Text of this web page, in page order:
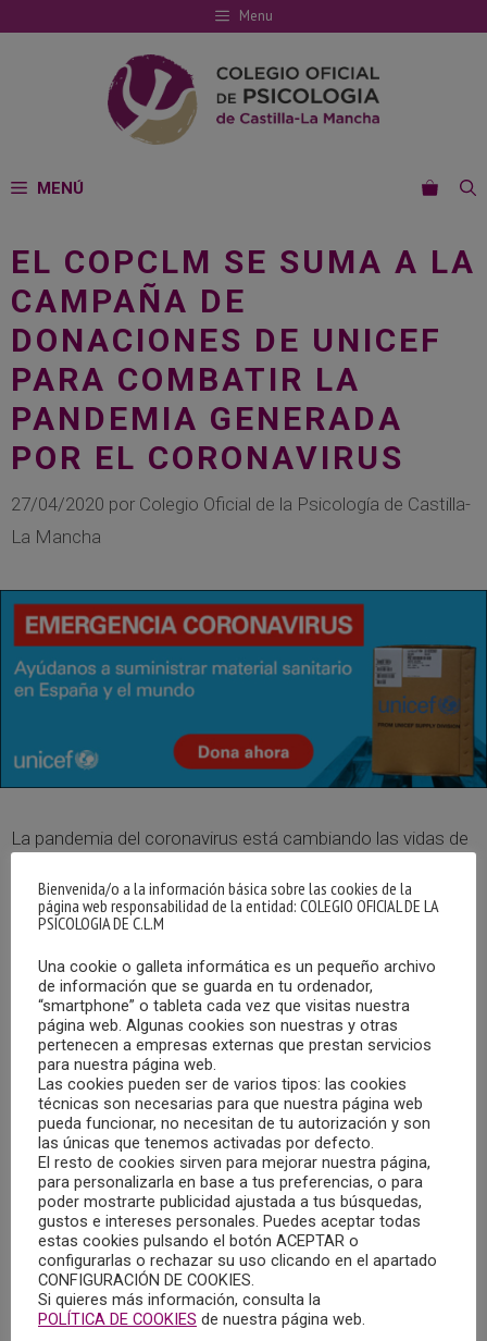
al
Menu
MENÚ
EL COPCLM SE SUMA A LA
CAMPAÑA DE
DONACIONES DE UNICEF
PARA COMBATIR LA
PANDEMIA GENERADA
POR EL CORONAVIRUS
27/04/2020 por Colegio Oficial de la Psicología de Castilla-
La Mancha
La pandemia del coronavirus está cambiando las vidas de
esfuerzos son pocos para detenerla y en estos
momentos, más que nunca, es fundamental estar unidos
En esta situación de emergencia sanitaria, UNICEF está
trabajando sin descanso para garantizar la protección de
los niños y de sus familias. Desde su inicio están llevando
suministros a los países que más lo necesitan y ahora
también al nuestro. UNICEF está distribuyendo al sistema
de salud de España 400.000 mascarillas, 100.000 kits de
detección del virus, 1.000 equipos de protección para los
trabajadores sanitarios y geles hidroalcohólicos para
desinfectar las manos, entre otros suministros para
prevenir el contagio del virus.
Desde el Colegio Oficial de la Psicología de Castilla-La
Mancha nos sumamos al llamamiento y te pedimos que
Bienvenida/o a la información básica sobre las cookies de la
página web responsabilidad de la entidad: COLEGIO OFICIAL DE LA
PSICOLOGIA DE C.L.M
Una cookie o galleta informática es un pequeño archivo
de información que se guarda en tu ordenador,
“smartphone” o tableta cada vez que visitas nuestra
página web. Algunas cookies son nuestras y otras
pertenecen a empresas externas que prestan servicios
para nuestra página web.
Las cookies pueden ser de varios tipos: las cookies
técnicas son necesarias para que nuestra página web
pueda funcionar, no necesitan de tu autorización y son
las únicas que tenemos activadas por defecto.
El resto de cookies sirven para mejorar nuestra página,
para personalizarla en base a tus preferencias, o para
poder mostrarte publicidad ajustada a tus búsquedas,
gustos e intereses personales. Puedes aceptar todas
estas cookies pulsando el botón ACEPTAR o
configurarlas o rechazar su uso clicando en el apartado
CONFIGURACIÓN DE COOKIES.
Si quieres más información, consulta la
POLÍTICA DE COOKIES de nuestra página web.